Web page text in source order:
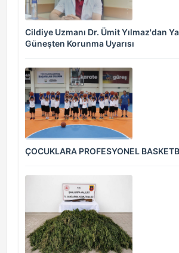
Cildiye Uzmanı Dr. Ümit Yılmaz'dan
Güneşten Korunma Uyarısı
ÇOCUKLARA PROFESYONEL